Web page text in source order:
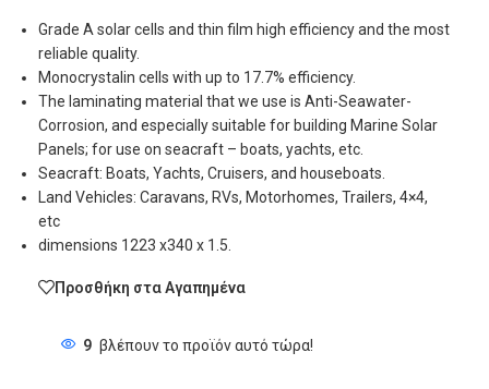
Grade A solar cells and thin film high efficiency and the most
reliable quality.
Monocrystalin cells with up to 17.7% efficiency.
The laminating material that we use is Anti-Seawater-
Corrosion, and especially suitable for building Marine Solar
Panels; for use on seacraft – boats, yachts, etc.
Seacraft: Boats, Yachts, Cruisers, and houseboats.
Land Vehicles: Caravans, RVs, Motorhomes, Trailers, 4×4,
etc
dimensions 1223 x340 x 1.5.
Προσθήκη στα Αγαπημένα
9 βλέπουν το προϊόν αυτό τώρα!